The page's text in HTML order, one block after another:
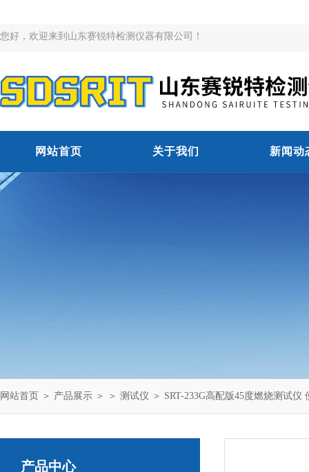
您好，欢迎来到山东赛锐特检测仪器有限公司！
网站首页 关于我们 新闻动
网站首页 ＞ 产品展示 ＞ ＞ 测试仪 ＞ SRT-233G高配版45度燃烧测试仪
产品中心